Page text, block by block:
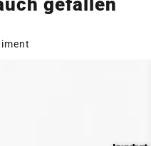
gefallen